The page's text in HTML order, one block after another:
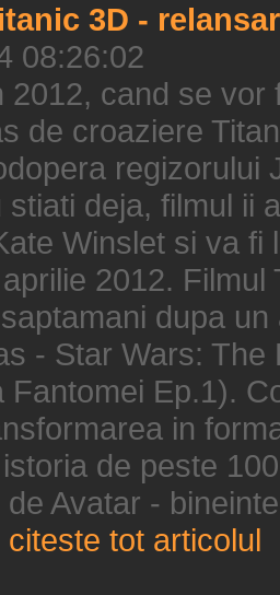
3D -
08:26:02
2012, cand se
de croaziere
regizorului
deja, filmul ii
Winslet si va
2012.
dupa
- Star Wars:
Fantomei Ep.1).
in
de peste
Avatar -
citeste tot articolul